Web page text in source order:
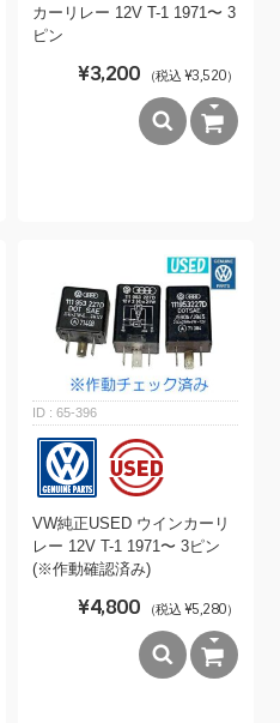
カーリレー 12V T-1 1971〜 3
ピン
¥3,200 （税込 ¥3,520）
65-396
VW純正USED ウインカーリ
レー 12V T-1 1971〜 3ピン
(※作動確認済み)
¥4,800 （税込 ¥5,280）